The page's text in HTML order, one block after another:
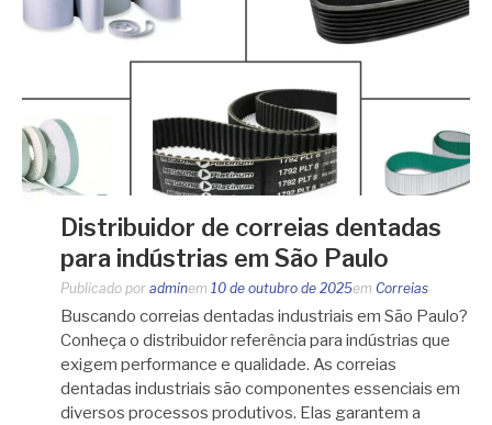
Distribuidor de correias dentadas
para indústrias em São Paulo
Publicado por adminem 10 de outubro de 2025em Correias
Buscando correias dentadas industriais em São Paulo?
Conheça o distribuidor referência para indústrias que
exigem performance e qualidade. As correias
dentadas industriais são componentes essenciais em
diversos processos produtivos. Elas garantem a